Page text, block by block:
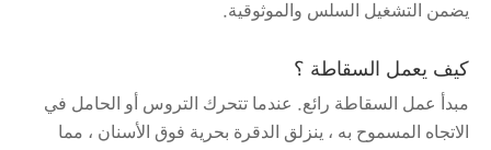
يضمن التشغيل السلس والموثوقية.
كيف يعمل السقاطة ؟
مبدأ عمل السقاطة رائع. عندما تتحرك التروس أو الحامل في
الاتجاه المسموح به ، ينزلق الدقرة بحرية فوق الأسنان ، مما